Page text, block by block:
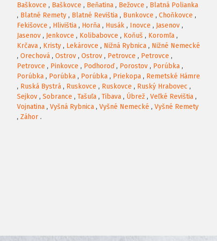
Baškovce , Baškovce , Beňatina , Bežovce , Blatná Polianka
, Blatné Remety , Blatné Revištia , Bunkovce , Choňkovce ,
Fekišovce , Hlivištia , Horňa , Husák , Inovce , Jasenov ,
Jasenov , Jenkovce , Kolibabovce , Koňuš , Koromľa ,
Krčava , Kristy , Lekárovce , Nižná Rybnica , Nižné Nemecké
, Orechová , Ostrov , Ostrov , Petrovce , Petrovce ,
Petrovce , Pinkovce , Podhoroď, Porostov , Porúbka ,
Porúbka , Porúbka , Porúbka , Priekopa , Remetské Hámre
, Ruská Bystrá , Ruskovce , Ruskovce , Ruský Hrabovec ,
Sejkov , Sobrance , Tašuľa , Tibava , Úbrež , Veľké Revištia ,
Vojnatina , Vyšná Rybnica , Vyšné Nemecké , Vyšné Remety
, Záhor .